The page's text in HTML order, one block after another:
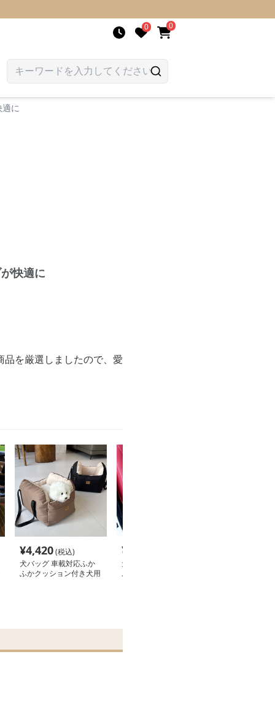
0 0
に
快適に
を厳選しましたので、愛
¥4,420(税込)
犬バッグ 車載対応ふか
ふかクッション付き犬用
¥
犬バッグ 車載用安全ベ
ルト固定式ペット用座席